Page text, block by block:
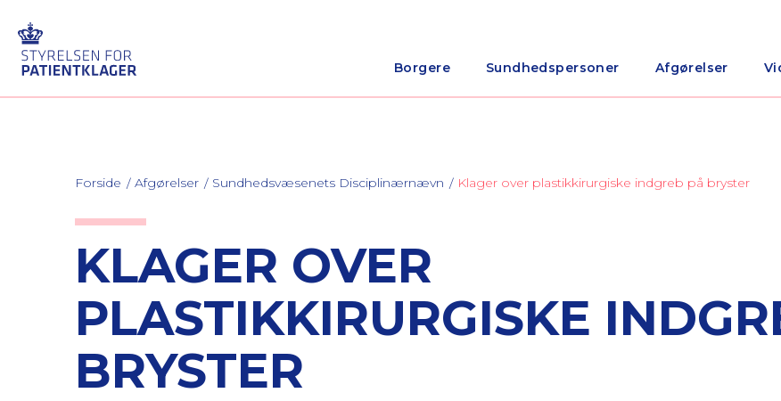
Borgere Sundhedspersoner Afgørelser
Forside Afgørelser Sundhedsvæsenets Disciplinærnævn Klager over plastikkirurgiske indgreb på bryster
KLAGER OVER
PLASTIKKIRURGISKE
BRYSTER